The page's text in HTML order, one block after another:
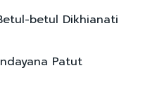
betul Dikhianati
Patut